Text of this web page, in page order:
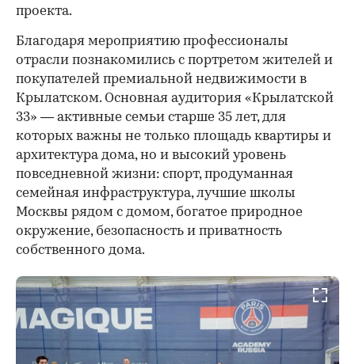
проекта.
Благодаря мероприятию профессионалы
отрасли познакомились с портретом жителей и
покупателей премиальной недвижимости в
Крылатском. Основная аудитория «Крылатской
33» — активные семьи старше 35 лет, для
которых важны не только площадь квартиры и
архитектура дома, но и высокий уровень
повседневной жизни: спорт, продуманная
семейная инфраструктура, лучшие школы
Москвы рядом с домом, богатое природное
окружение, безопасность и приватность
собственного дома.